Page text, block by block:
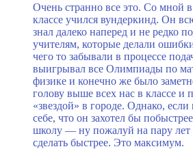
Очень странно все это. Со мной
классе учился вундеркинд. Он
знал далеко наперед и не редко
учителям, которые делали
чего то забывали в процессе
выигрывал все Олимпиады по
физике и конечно же было
голову выше всех нас в классе и
«звездой» в городе. Однако, если
себе, что он захотел бы
школу — ну пожалуй на пару лет
сделать быстрее. Это максимум.